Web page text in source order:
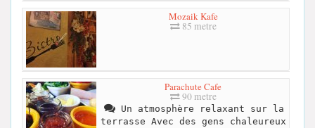
Mozaik Kafe
85 metre
Parachute Cafe
90 metre
Un atmosphère relaxant sur la
terrasse Avec des gens chaleureux